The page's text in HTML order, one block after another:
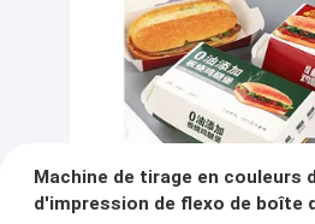
Machine de tirage en couleurs
d'impression de flexo de boîte